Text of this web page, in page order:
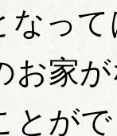
なっ
お家
とが